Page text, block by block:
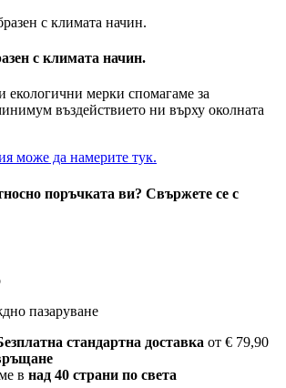
с климата начин.
екологични мерки спомагаме за
въздействието ни върху околната
може да намерите тук.
поръчката ви? Свържете се с
пазаруване
стандартна доставка от € 79,90
в над 40 страни по света